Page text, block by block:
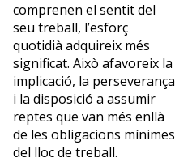
comprenen el sentit del
seu treball, l’esforç
quotidià adquireix més
significat. Això afavoreix la
implicació, la perseverança
i la disposició a assumir
reptes que van més enllà
de les obligacions mínimes
del lloc de treball.